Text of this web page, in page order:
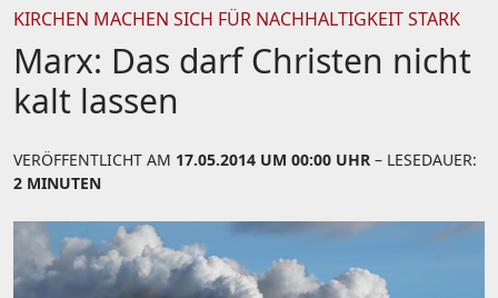
KIRCHEN MACHEN SICH FÜR NACHHALTIGKEIT STARK
Marx: Das darf Christen nicht
kalt lassen
VERÖFFENTLICHT AM 17.05.2014 UM 00:00 UHR – LESEDAUER:
2 MINUTEN